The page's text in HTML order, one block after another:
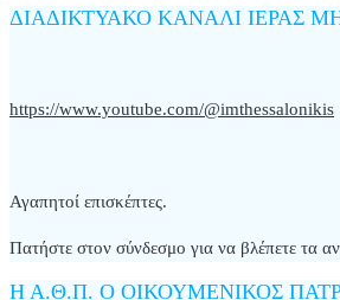
ΔΙΑΔΙΚΤΥΑΚΟ ΚΑΝΑΛΙ ΙΕΡΑΣ
https://www.youtube.com/@imthessalonikis
Αγαπητοί επισκέπτες.
Πατήστε στον σύνδεσμο για να βλέπετε τα
Η Α.Θ.Π. Ο ΟΙΚΟΥΜΕΝΙΚΟΣ